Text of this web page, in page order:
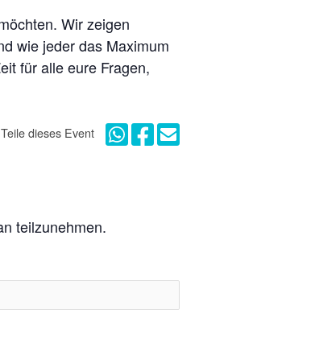
Wir zeigen
wie jeder das Maximum
für alle eure Fragen,
Teile dieses Event
teilzunehmen.